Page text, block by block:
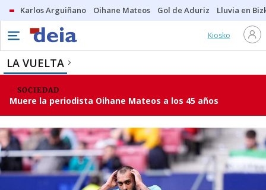
Karlos Arguiñano Oihane Mateos Gol de Aduriz Lluvia en
Kiosko
LA VUELTA
SOCIEDAD
Muere la periodista Oihane Mateos a los 45 años